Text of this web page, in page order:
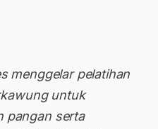
menggelar pelatihan
untuk
pangan serta